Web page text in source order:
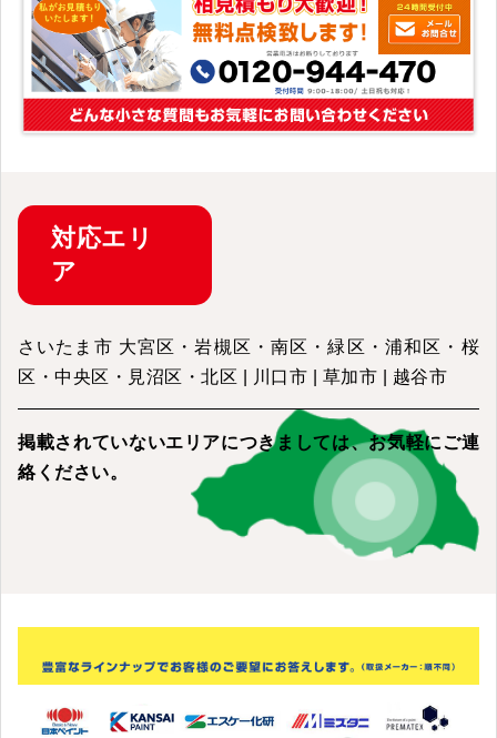
対応エリ
ア
さいたま市 大宮区・岩槻区・南区・緑区・浦和区・桜
区・中央区・見沼区・北区 | 川口市 | 草加市 | 越谷市
掲載されていないエリアにつきましては、お気軽にご連
絡ください。